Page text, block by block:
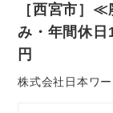
［西宮市］
み・年間休
円
株式会社日本ワ